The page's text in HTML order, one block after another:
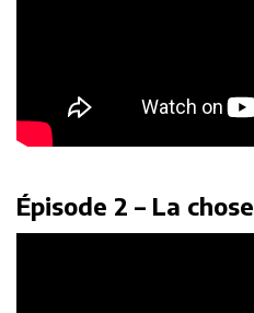
Épisode 2 – La chose